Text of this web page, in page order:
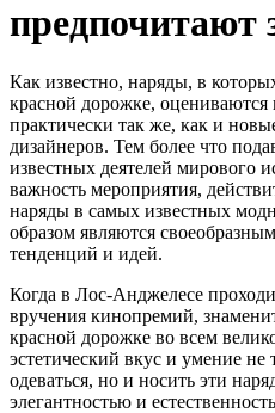
предпочитают
Как известно, наряды, в
красной дорожке,
практически так же, как и
дизайнеров. Тем более что
известных деятелей мирового
важность мероприятия,
наряды в самых известных
образом являются
тенденций и идей.
Когда в Лос-Анджелесе
вручения кинопремий,
красной дорожке во всем
эстетический вкус и умение не
одеваться, но и носить эти
элегантностью и